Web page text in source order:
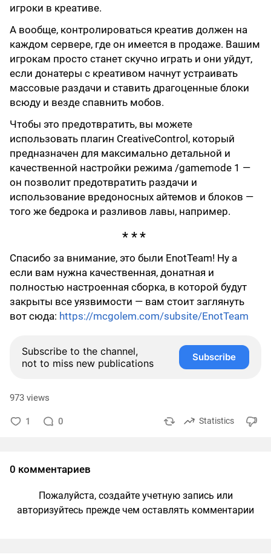
игроки в креативе.
А вообще, контролироваться креатив должен на
каждом сервере, где он имеется в продаже. Вашим
игрокам просто станет скучно играть и они уйдут,
если донатеры с креативом начнут устраивать
массовые раздачи и ставить драгоценные блоки
всюду и везде спавнить мобов.
Чтобы это предотвратить, вы можете
использовать плагин CreativeControl, который
предназначен для максимально детальной и
качественной настройки режима /gamemode 1 —
он позволит предотвратить раздачи и
использование вредоносных айтемов и блоков —
того же бедрока и разливов лавы, например.
Спасибо за внимание, это были EnotTeam! Ну а
если вам нужна качественная, донатная и
полностью настроенная сборка, в которой будут
закрыты все уязвимости — вам стоит заглянуть
вот сюда: https://mcgolem.com/subsite/EnotTeam
Subscribe to the channel,
not to miss new publications
Subscribe
973 views
1 0 Statistics
0 комментариев
Пожалуйста, создайте учетную запись или
авторизуйтесь прежде чем оставлять комментарии